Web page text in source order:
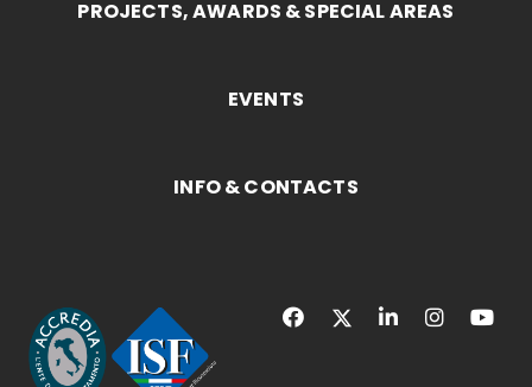
PROJECTS, AWARDS & SPECIAL AREAS
EVENTS
INFO & CONTACTS